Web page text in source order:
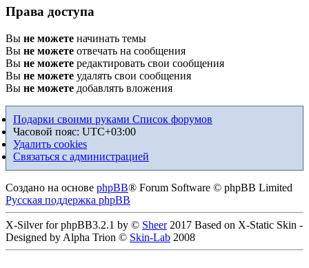
Права доступа
Вы не можете начинать темы
Вы не можете отвечать на сообщения
Вы не можете редактировать свои сообщения
Вы не можете удалять свои сообщения
Вы не можете добавлять вложения
Подарки своими руками Список форумов
Часовой пояс: UTC+03:00
Удалить cookies
Связаться с администрацией
Создано на основе phpBB® Forum Software © phpBB Limited
Русская поддержка phpBB
X-Silver for phpBB3.2.1 by © Sheer2017 Based on X-Static Skin -
Designed by Alpha Trion © Skin-Lab 2008